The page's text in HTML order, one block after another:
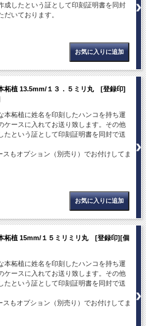
成したという証として印刻証明書を同封
だいております。
柘植 13.5mm/１３．５ミリ丸 [登録印]
本柘植に姓名を印刻したハンコを持ち運
ケースに入れてお送り致します。その他
たという証として印刻証明書を同封で送
もオプション（別売り）でお付けしてま
柘植 15mm/１５ミリミリ丸 [登録印][個
本柘植に姓名を印刻したハンコを持ち運
ケースに入れてお送り致します。その他
たという証として印刻証明書を同封で送
もオプション（別売り）でお付けしてま